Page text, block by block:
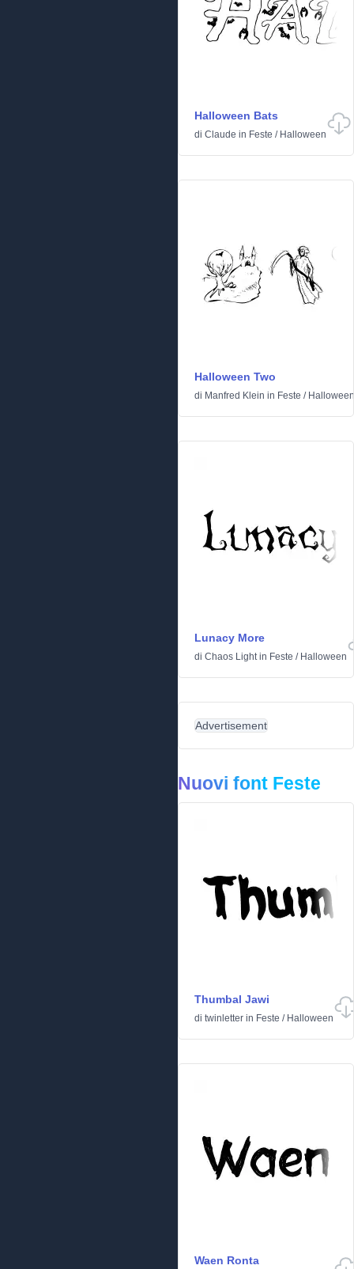
Halloween Bats
di Claude in Feste / Halloween
Halloween Two
di Manfred Klein in Feste / Halloween
Lunacy More
di Chaos Lightin Feste / Halloween
Advertisement
Nuovi font Feste
Thumbal Jawi
di twinletter in Feste / Halloween
Waen Ronta